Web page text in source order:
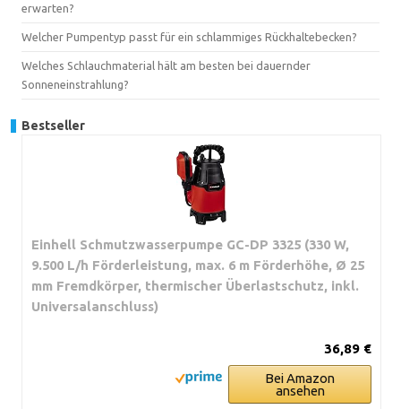
erwarten?
Welcher Pumpentyp passt für ein schlammiges Rückhaltebecken?
Welches Schlauchmaterial hält am besten bei dauernder
Sonneneinstrahlung?
Bestseller
Einhell Schmutzwasserpumpe GC-DP 3325 (330 W,
9.500 L/h Förderleistung, max. 6 m Förderhöhe, Ø 25
mm Fremdkörper, thermischer Überlastschutz, inkl.
Universalanschluss)
36,89 €
Bei Amazon
ansehen